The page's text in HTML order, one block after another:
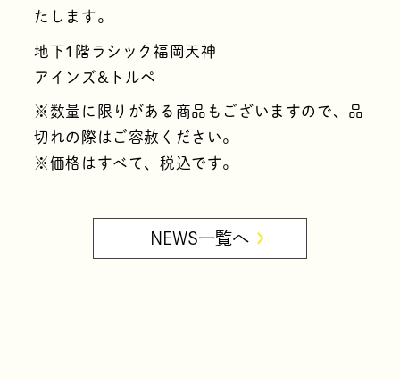
たします。
地下1階ラシック福岡天神
アインズ&トルペ
※数量に限りがある商品もございますので、品
切れの際はご容赦ください。
※価格はすべて、税込です。
NEWS一覧へ